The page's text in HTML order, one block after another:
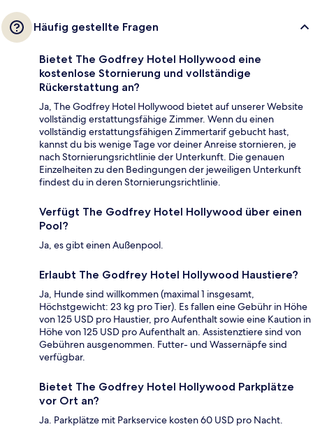
Häufig gestellte Fragen
Bietet The Godfrey Hotel Hollywood eine
kostenlose Stornierung und vollständige
Rückerstattung an?
Ja, The Godfrey Hotel Hollywood bietet auf unserer Website
vollständig erstattungsfähige Zimmer. Wenn du einen
vollständig erstattungsfähigen Zimmertarif gebucht hast,
kannst du bis wenige Tage vor deiner Anreise stornieren, je
nach Stornierungsrichtlinie der Unterkunft. Die genauen
Einzelheiten zu den Bedingungen der jeweiligen Unterkunft
findest du in deren Stornierungsrichtlinie.
Verfügt The Godfrey Hotel Hollywood über einen
Pool?
Ja, es gibt einen Außenpool.
Erlaubt The Godfrey Hotel Hollywood Haustiere?
Ja, Hunde sind willkommen (maximal 1 insgesamt,
Höchstgewicht: 23 kg pro Tier). Es fallen eine Gebühr in Höhe
von 125 USD pro Haustier, pro Aufenthalt sowie eine Kaution in
Höhe von 125 USD pro Aufenthalt an. Assistenztiere sind von
Gebühren ausgenommen. Futter- und Wassernäpfe sind
verfügbar.
Bietet The Godfrey Hotel Hollywood Parkplätze
vor Ort an?
Ja. Parkplätze mit Parkservice kosten 60 USD pro Nacht.